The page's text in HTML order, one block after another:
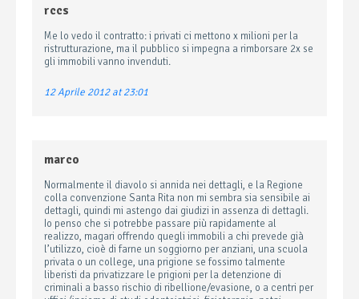
rccs
Me lo vedo il contratto: i privati ci mettono x milioni per la
ristrutturazione, ma il pubblico si impegna a rimborsare 2x se
gli immobili vanno invenduti.
12 Aprile 2012 at 23:01
marco
Normalmente il diavolo si annida nei dettagli, e la Regione
colla convenzione Santa Rita non mi sembra sia sensibile ai
dettagli, quindi mi astengo dai giudizi in assenza di dettagli.
Io penso che si potrebbe passare più rapidamente al
realizzo, magari offrendo quegli immobili a chi prevede già
l’utilizzo, cioè di farne un soggiorno per anziani, una scuola
privata o un college, una prigione se fossimo talmente
liberisti da privatizzare le prigioni per la detenzione di
criminali a basso rischio di ribellione/evasione, o a centri per